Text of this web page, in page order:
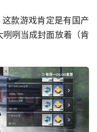
款游戏肯定是有国产
咧当成封面放着（肯